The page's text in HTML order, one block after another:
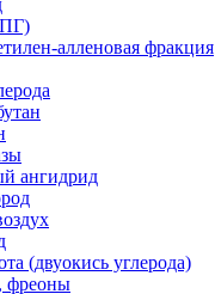
алленовая фракция
ангидрид
(двуокись углерода)
фреоны